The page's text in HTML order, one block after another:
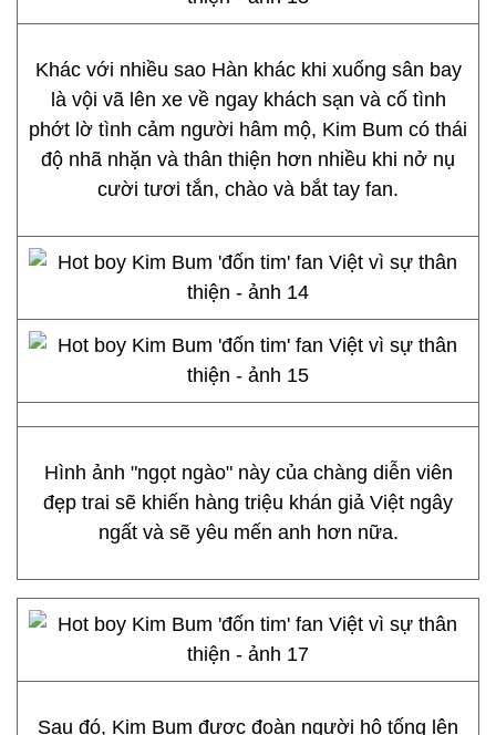
Khác với nhiều sao Hàn khác khi xuống sân bay
là vội vã lên xe về ngay khách sạn và cố tình
phớt lờ tình cảm người hâm mộ, Kim Bum có thái
độ nhã nhặn và thân thiện hơn nhiều khi nở nụ
cười tươi tắn, chào và bắt tay fan.
Hình ảnh "ngọt ngào" này của chàng diễn viên
đẹp trai sẽ khiến hàng triệu khán giả Việt ngây
ngất và sẽ yêu mến anh hơn nữa.
Sau đó, Kim Bum được đoàn người hộ tống lên